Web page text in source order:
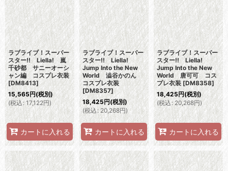
ラブライブ！スーパー
スター!! Liella! 嵐
千砂都 サニーオーシ
ャン編 コスプレ衣装
[DM8413]
15,565円(税別)
(税込: 17,122円)
カートに入れる
ラブライブ！スーパー
スター!! Liella!
Jump Into the New
World 澁谷かのん
コスプレ衣装
[DM8357]
18,425円(税別)
(税込: 20,268円)
カートに入れる
ラブライブ！スーパー
スター!! Liella!
Jump Into the New
World 唐可可 コス
プレ衣装 [DM8358]
18,425円(税別)
(税込: 20,268円)
カートに入れる